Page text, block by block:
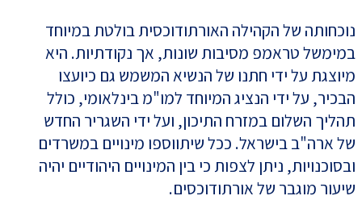
נוכחותה של הקהילה האורתודוכסית בולטת במיוחד
במימשל טראמפ מסיבות שונות, אך נקודתיות. היא
מיוצגת על ידי חתנו של הנשיא המשמש גם כיועצו
הבכיר, על ידי הנציג המיוחד למו"מ בינלאומי, כולל
תהליך השלום במזרח התיכון, ועל ידי השגריר החדש
של ארה"ב בישראל. ככל שיתווספו מינויים במשרדים
ובסוכנויות, ניתן לצפות כי בין המינויים היהודיים יהיה
שיעור מוגבר של אורתודוכסים.